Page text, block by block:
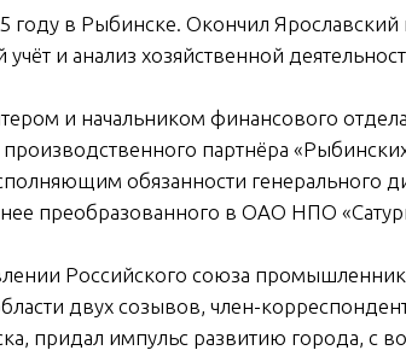
году в Рыбинске. Окончил Ярославский
учёт и анализ хозяйственной
и начальником финансового
партнёра
обязанности генерального
преобразованного в ОАО НПО
Российского союза
двух созывов, член-
придал импульс развитию города, с